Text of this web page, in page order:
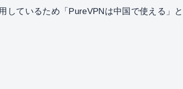
しているため「PureVPNは中国で使える」と